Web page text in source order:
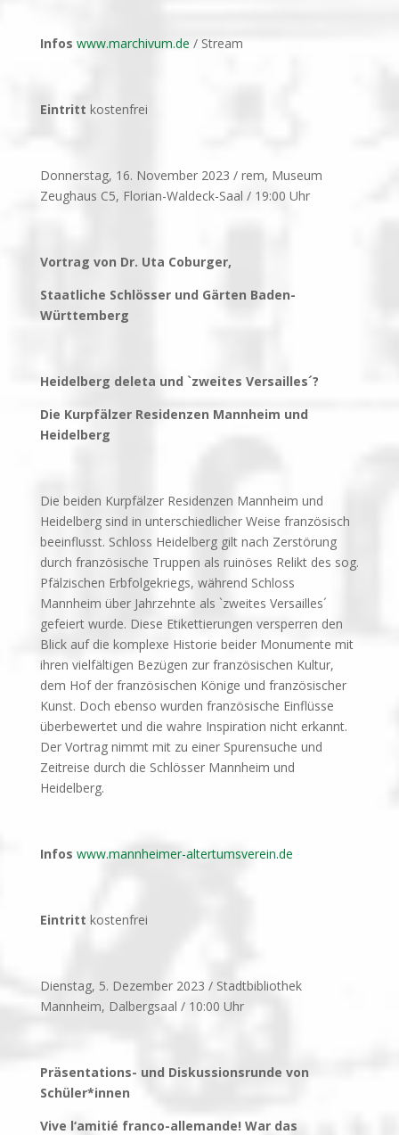
Infos www.marchivum.de / Stream
Eintritt kostenfrei
Donnerstag, 16. November 2023 / rem, Museum
Zeughaus C5, Florian-Waldeck-Saal / 19:00 Uhr
Vortrag von Dr. Uta Coburger,
Staatliche Schlösser und Gärten Baden-
Württemberg
Heidelberg deleta und `zweites Versailles´?
Die Kurpfälzer Residenzen Mannheim und
Heidelberg
Die beiden Kurpfälzer Residenzen Mannheim und
Heidelberg sind in unterschiedlicher Weise französisch
beeinflusst. Schloss Heidelberg gilt nach Zerstörung
durch französische Truppen als ruinöses Relikt des sog.
Pfälzischen Erbfolgekriegs, während Schloss
Mannheim über Jahrzehnte als `zweites Versailles´
gefeiert wurde. Diese Etikettierungen versperren den
Blick auf die komplexe Historie beider Monumente mit
ihren vielfältigen Bezügen zur französischen Kultur,
dem Hof der französischen Könige und französischer
Kunst. Doch ebenso wurden französische Einflüsse
überbewertet und die wahre Inspiration nicht erkannt.
Der Vortrag nimmt mit zu einer Spurensuche und
Zeitreise durch die Schlösser Mannheim und
Heidelberg.
Infos www.mannheimer-altertumsverein.de
Eintritt kostenfrei
Dienstag, 5. Dezember 2023 / Stadtbibliothek
Mannheim, Dalbergsaal / 10:00 Uhr
Präsentations- und Diskussionsrunde von
Schüler*innen
Vive l‘amitié franco-allemande! War das